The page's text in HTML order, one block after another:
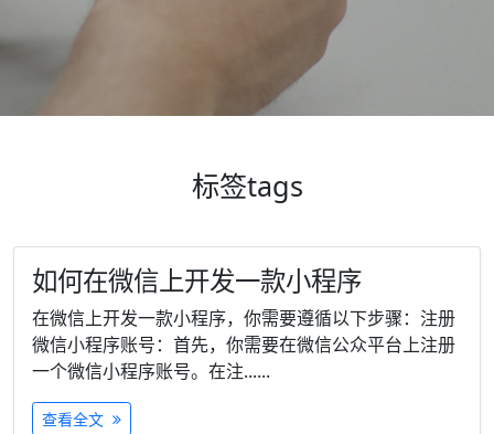
标签tags
如何在微信上开发一款小程序
在微信上开发一款小程序，你需要遵循以下步骤：注册
微信小程序账号：首先，你需要在微信公众平台上注册
一个微信小程序账号。在注......
查看全文